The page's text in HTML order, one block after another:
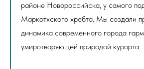
районе Новороссийска, у самого
Маркотхского хребта. Мы создали
динамика современного города
умиротворяющей природой курорта.